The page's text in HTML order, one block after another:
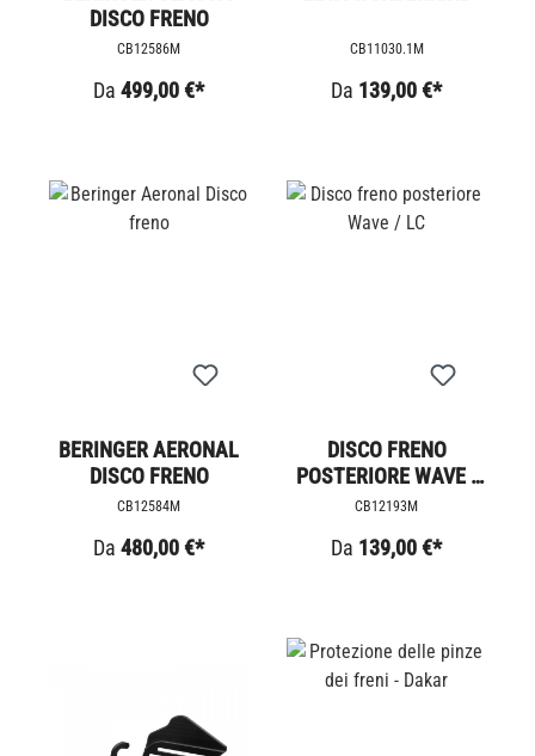
DISCO FRENO
CB12586M
Da 499,00 €*
CB11030.1M
Da 139,00 €*
BERINGER AERONAL
DISCO FRENO
CB12584M
Da 480,00 €*
DISCO FRENO
POSTERIORE WAVE /
LC
CB12193M
Da 139,00 €*